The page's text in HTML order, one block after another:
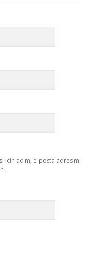
için adım, e-posta adresim